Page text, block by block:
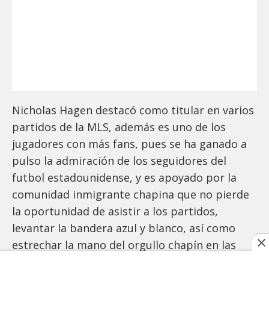
Nicholas Hagen destacó como titular en varios
partidos de la MLS, además es uno de los
jugadores con más fans, pues se ha ganado a
pulso la admiración de los seguidores del
futbol estadounidense, y es apoyado por la
comunidad inmigrante chapina que no pierde
la oportunidad de asistir a los partidos,
levantar la bandera azul y blanco, así como
estrechar la mano del orgullo chapín en las